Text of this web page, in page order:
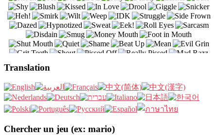
Translation
Chercher un jeu (ex: mario)